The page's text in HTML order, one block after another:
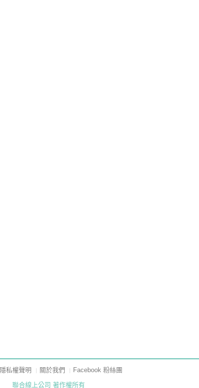
隱私權聲明 關於我們
Facebook 粉絲團
聯合線上公司 著作權所有